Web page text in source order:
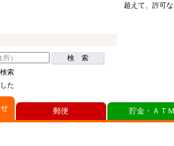
検 索
索
た
超えて、許可
郵便 貯金・ＡＴ